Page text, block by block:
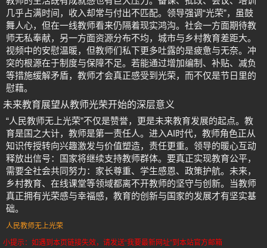
几乎占满时间，收入却常与付出不匹配。领导强调“光荣”，虽鼓
舞人心，但在一线教师看来仍隔着现实鸿沟。社会一方面期待教
师无私奉献，另一方面资源分布不均，城市与乡村教育差距大。
视频中的安慰温暖，但教师们私下更多吐露的是疲惫与无奈。冲
突的根源在于制度与保障不足。若能通过增加编制、补贴、减负
等措施缓解矛盾，教师才会真正感受到光荣，而不仅是节日里的
慰藉。
未来教育展望从教师光荣开始的深层意义
“人民教师无上光荣”不仅是赞誉，更是未来教育发展的起点。教
育是国之大计，教师是第一责任人。进入AI时代，教师角色正从
知识传授转向兴趣激发与价值塑造，责任更重。领导的暖心互动
释放出信号：国家将继续支持教师群体。要真正实现教育公平，
需要全社会共同努力：家长尊重、学生感恩、政策护航。未来，
乡村教育、在线课堂等领域都离不开教师的坚守与创新。当教师
真正拥有光荣感与幸福感，教育的创新与国家的发展才有坚实基
础。
人民教师无上光荣
小提示：如遇到本页链接失效，请发送“我要最新网址”到本站官方邮箱